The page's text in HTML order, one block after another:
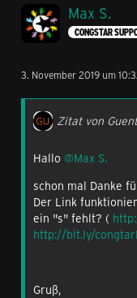
Max S.
CONGSTAR
3. November 2019 um
Zitat von
Hallo @Max S.
schon mal Danke
Der Link
ein "s" fehlt? (
http://bit.ly/
Gruß,